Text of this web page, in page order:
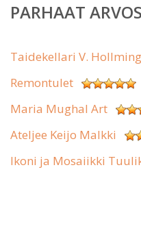
PARHAAT
Taidekellari V.
Remontulet
Maria Mughal Art
Ateljee Keijo Malkki
Ikoni ja Mosaiikki